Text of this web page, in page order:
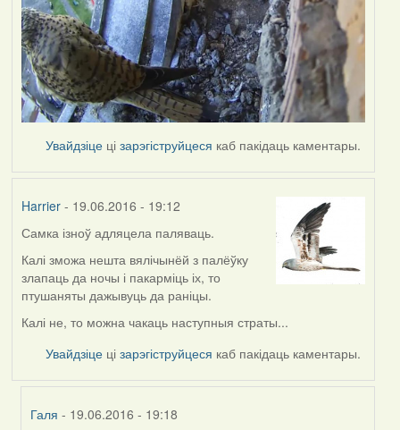
Увайдзіце цізарэгіструйцеся каб пакідаць каментары.
Harrier- 19.06.2016 - 19:12
Самка ізноў адляцела паляваць.
Калі зможа нешта вялічынёй з палёўку
злапаць да ночы і пакарміць іх, то
птушаняты дажывуць да раніцы.
Калі не, то можна чакаць наступныя страты...
Увайдзіце цізарэгіструйцеся каб пакідаць каментары.
Галя - 19.06.2016 - 19:18